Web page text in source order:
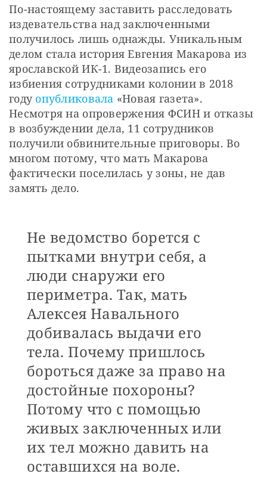
По-настоящему заставить расследовать
издевательства над заключенными
получилось лишь однажды. Уникальным
делом стала история Евгения Макарова из
ярославской ИК-1. Видеозапись его
избиения сотрудниками колонии в 2018
году опубликовала «Новая газета».
Несмотря на опровержения ФСИН и отказы
в возбуждении дела, 11 сотрудников
получили обвинительные приговоры. Во
многом потому, что мать Макарова
фактически поселилась у зоны, не дав
замять дело.
Не ведомство борется с
пытками внутри себя, а
люди снаружи его
периметра. Так, мать
Алексея Навального
добивалась выдачи его
тела. Почему пришлось
бороться даже за право на
достойные похороны?
Потому что с помощью
живых заключенных или
их тел можно давить на
оставшихся на воле.